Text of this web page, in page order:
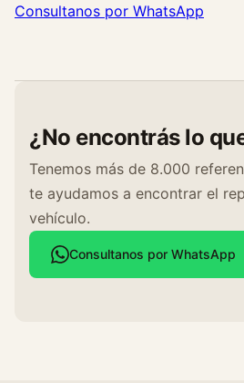
Consultanos por WhatsApp
¿No encontrás lo
Tenemos más de 8.000
te ayudamos a encontrar el
vehículo.
Consultanos por WhatsApp